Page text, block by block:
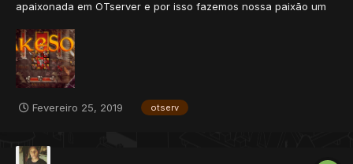
apaixonada em OTserver e por isso fazemos nossa paixão um
www.wekebaiak.com
Fevereiro 25, 2019 otserv